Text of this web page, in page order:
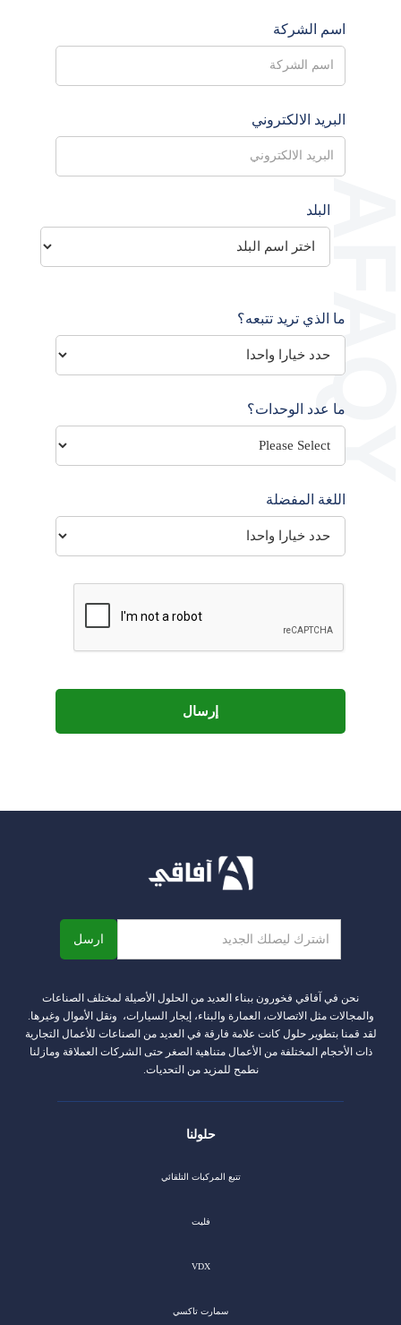
اسم الشركة
البريد الالكتروني
البلد
ما الذي تريد تتبعه؟
ما عدد الوحدات؟
اللغة المفضلة
إرسال
نحن في آفاقي فخورون ببناء العديد من الحلول الأصيلة لمختلف الصناعات
والمجالات مثل الاتصالات، العمارة والبناء، إيجار السيارات، ونقل الأموال وغيرها.
لقد قمنا بتطوير حلول كانت علامة فارقة في العديد من الصناعات للأعمال التجارية
ذات الأحجام المختلفة من الأعمال متناهية الصغر حتى الشركات العملاقة ومازلنا
نطمح للمزيد من التحديات.
حلولنا
تتبع المركبات التلقائي
فليت
VDX
سمارت تاكسي